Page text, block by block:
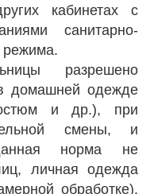
кабинетах с
санитарно-
режима.
разрешено
домашней одежде
и др.), при
смены, и
норма не
личная одежда
обработке).